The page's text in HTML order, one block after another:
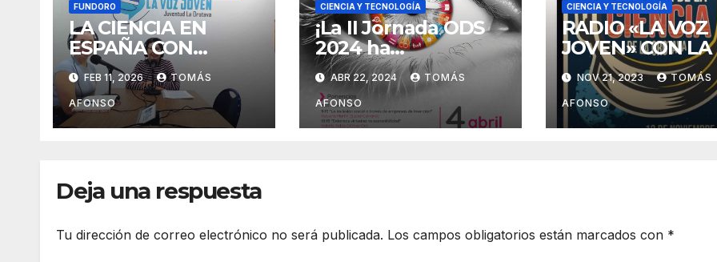
FUNDORO
LA CIENCIA EN
ESPAÑA CON
NOMBRE DE MUJER
FEB 11, 2026 TOMÁS
AFONSO
CIENCIA Y TECNOLOGÍA
¡La II Jornada ODS
2024 ha
comenzado!
ABR 22, 2024 TOMÁS
AFONSO
CIENCIA Y TECNOLOGÍA
RADIO «LA VOZ
JOVEN» CON LA
FERIA DE LA
CIENCIA DE LA
OROTAVA, 2023»
NOV 21, 2023 TOMÁS
AFONSO
Deja una respuesta
Tu dirección de correo electrónico no será publicada. Los campos obligatorios están marcados con *